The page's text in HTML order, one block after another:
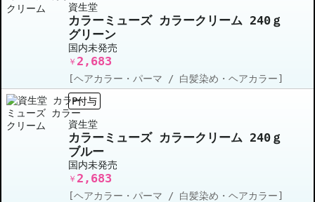
資生堂
カラーミューズ カラークリーム 240ｇ
グリーン
国内未発売
￥ 2,683
[ヘアカラー・パーマ / 白髪染め・ヘアカラー]
P付与
資生堂
カラーミューズ カラークリーム 240ｇ
ブルー
国内未発売
￥ 2,683
[ヘアカラー・パーマ / 白髪染め・ヘアカラー]